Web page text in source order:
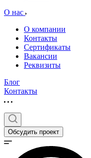
О нас
О компании
Контакты
Сертификаты
Вакансии
Реквизиты
Блог
Контакты
Обсудить проект